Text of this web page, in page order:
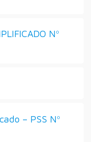
Nº
– PSS Nº